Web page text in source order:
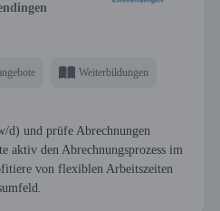
Weiterbildungen
d) und prüfe Abrechnungen
aktiv den Abrechnungsprozess im
von flexiblen Arbeitszeiten